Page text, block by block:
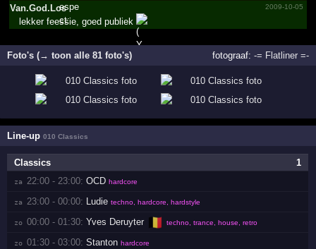
Van.God.Los
2009-10-05
lekker feessie, goed publiek
Foto's (→ toon alle 81 foto's) fotograaf: -= Flatliner =-
Line-up010 Classics
1
Classics
za 22:00 - 23:00: OCD hardcore
za 23:00 - 00:00: Ludie techno, hardcore, hardstyle
zo 00:00 - 01:30: Yves Deruyter 🇧🇪 techno, trance, house, retro
zo 01:30 - 03:00: Stanton hardcore